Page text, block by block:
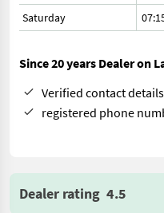
Saturday
Since 20 years Dealer on
Verified contact details
registered phone
Dealer rating 4.5